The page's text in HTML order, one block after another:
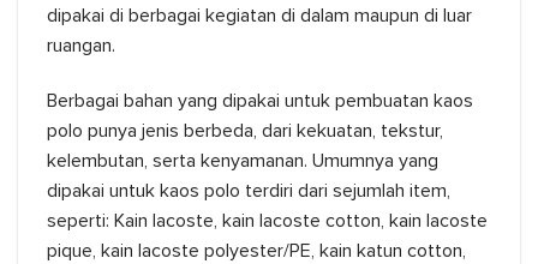
dipakai di berbagai kegiatan di dalam maupun di luar
ruangan.
Berbagai bahan yang dipakai untuk pembuatan kaos
polo punya jenis berbeda, dari kekuatan, tekstur,
kelembutan, serta kenyamanan. Umumnya yang
dipakai untuk kaos polo terdiri dari sejumlah item,
seperti: Kain lacoste, kain lacoste cotton, kain lacoste
pique, kain lacoste polyester/PE, kain katun cotton,